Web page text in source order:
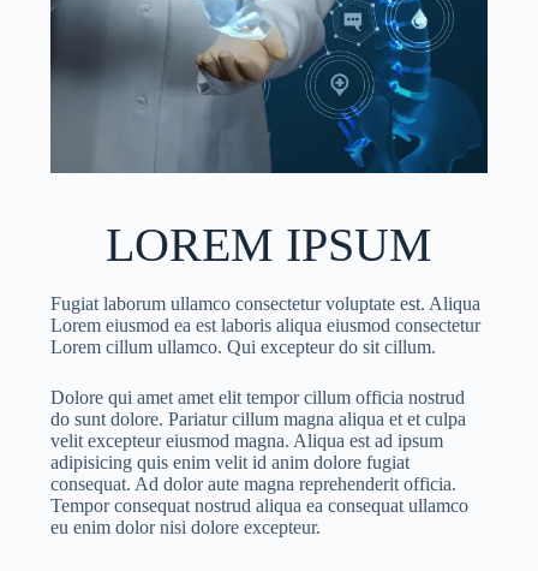
LOREM IPSUM
Fugiat laborum ullamco consectetur voluptate est. Aliqua
Lorem eiusmod ea est laboris aliqua eiusmod consectetur
Lorem cillum ullamco. Qui excepteur do sit cillum.
Dolore qui amet amet elit tempor cillum officia nostrud
do sunt dolore. Pariatur cillum magna aliqua et et culpa
velit excepteur eiusmod magna. Aliqua est ad ipsum
adipisicing quis enim velit id anim dolore fugiat
consequat. Ad dolor aute magna reprehenderit officia.
Tempor consequat nostrud aliqua ea consequat ullamco
eu enim dolor nisi dolore excepteur.